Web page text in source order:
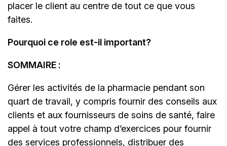
placer le client au centre de tout ce que vous
faites.
Pourquoi ce role est-il important?
SOMMAIRE :
Gérer les activités de la pharmacie pendant son
quart de travail, y compris fournir des conseils aux
clients et aux fournisseurs de soins de santé, faire
appel à tout votre champ d’exercices pour fournir
des services professionnels, distribuer des